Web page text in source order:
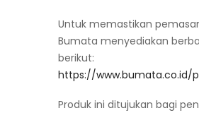
Untuk memastikan
Bumata menyediakan
berikut:
https://www.bumata.co.id/
Produk ini ditujukan bagi